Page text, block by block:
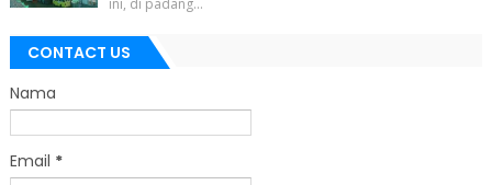
CONTACT US
Nama
Email *